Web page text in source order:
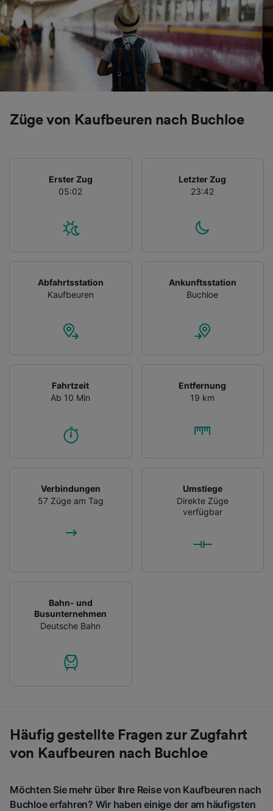
Züge von Kaufbeuren nach Buchloe
Erster Zug
05:02
Letzter Zug
23:42
Abfahrtsstation
Kaufbeuren
Ankunftsstation
Buchloe
Fahrtzeit
Ab 10 Min
Entfernung
19 km
Verbindungen
57 Züge am Tag
Umstiege
Direkte Züge
verfügbar
Bahn- und
Busunternehmen
Deutsche Bahn
Häufig gestellte Fragen zur Zugfahrt
von Kaufbeuren nach Buchloe
Möchten Sie mehr über Ihre Reise von Kaufbeuren nach
Buchloe erfahren? Wir haben einige der am häufigsten
Liste der Partner (Lieferanten)